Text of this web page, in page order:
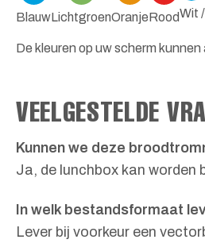
BlauwLichtgroenOranjeRoodWit
De kleuren op uw scherm
VEELGESTELDE
Kunnen we deze
Ja, de lunchbox kan worden
In welk bestandsformaat
Lever bij voorkeur een